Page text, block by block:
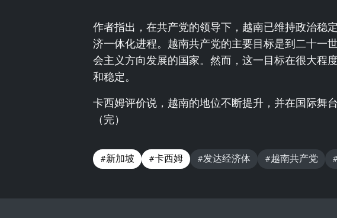
作者指出，在共产党的领导下，越南已维持政治稳
济一体化进程。越南共产党的主要目标是到二十一
会主义方向发展的国家。然而，这一目标在很大程
和稳定。
卡西姆评价说，越南的地位不断提升，并在国际舞
（完）
#新加坡 #卡西姆 #发达经济体 #越南共产党